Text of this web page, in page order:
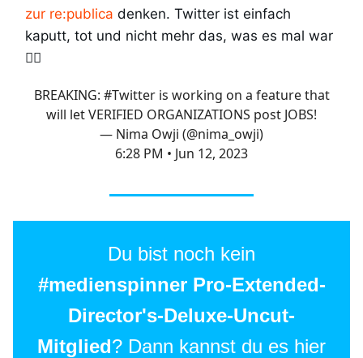
zur re:publica denken. Twitter ist einfach
kaputt, tot und nicht mehr das, was es mal war
🤷‍♀️
BREAKING: #Twitteris working on a feature that
will let VERIFIED ORGANIZATIONS post JOBS!
— Nima Owji (@nima_owji)
6:28 PM • Jun 12, 2023
Du bist noch kein
#medienspinner Pro-Extended-
Director's-Deluxe-Uncut-
Mitglied? Dann kannst du es hier